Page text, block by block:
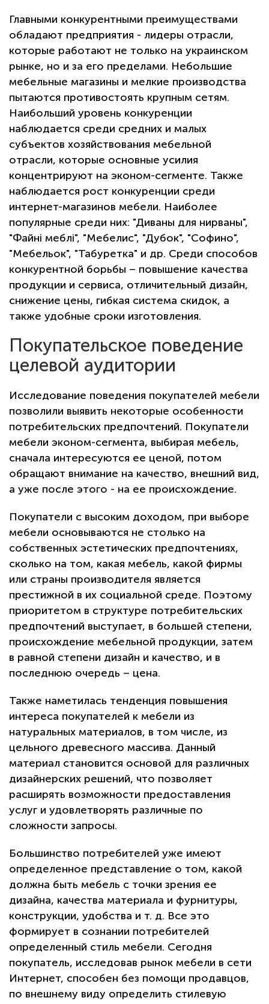
Главными конкурентными преимуществами
обладают предприятия - лидеры отрасли,
которые работают не только на украинском
рынке, но и за его пределами. Небольшие
мебельные магазины и мелкие производства
пытаются противостоять крупным сетям.
Наибольший уровень конкуренции
наблюдается среди средних и малых
субъектов хозяйствования мебельной
отрасли, которые основные усилия
концентрируют на эконом-сегменте. Также
наблюдается рост конкуренции среди
интернет-магазинов мебели. Наиболее
популярные среди них: "Диваны для нирваны",
"Файні меблі", "Мебелис", "Дубок", "Софино",
"Мебельок", "Табуретка" и др. Среди способов
конкурентной борьбы – повышение качества
продукции и сервиса, отличительный дизайн,
снижение цены, гибкая система скидок, а
также удобные сроки изготовления.
Покупательское поведение
целевой аудитории
Исследование поведения покупателей мебели
позволили выявить некоторые особенности
потребительских предпочтений. Покупатели
мебели эконом-сегмента, выбирая мебель,
сначала интересуются ее ценой, потом
обращают внимание на качество, внешний вид,
а уже после этого - на ее происхождение.
Покупатели с высоким доходом, при выборе
мебели основываются не столько на
собственных эстетических предпочтениях,
сколько на том, какая мебель, какой фирмы
или страны производителя является
престижной в их социальной среде. Поэтому
приоритетом в структуре потребительских
предпочтений выступает, в большей степени,
происхождение мебельной продукции, затем
в равной степени дизайн и качество, и в
последнюю очередь – цена.
Также наметилась тенденция повышения
интереса покупателей к мебели из
натуральных материалов, в том числе, из
цельного древесного массива. Данный
материал становится основой для различных
дизайнерских решений, что позволяет
расширять возможности предоставления
услуг и удовлетворять различные по
сложности запросы.
Большинство потребителей уже имеют
определенное представление о том, какой
должна быть мебель с точки зрения ее
дизайна, качества материала и фурнитуры,
конструкции, удобства и т. д. Все это
формирует в сознании потребителей
определенный стиль мебели. Сегодня
покупатель, исследовав рынок мебели в сети
Интернет, способен без помощи продавцов,
по внешнему виду определить стилевую